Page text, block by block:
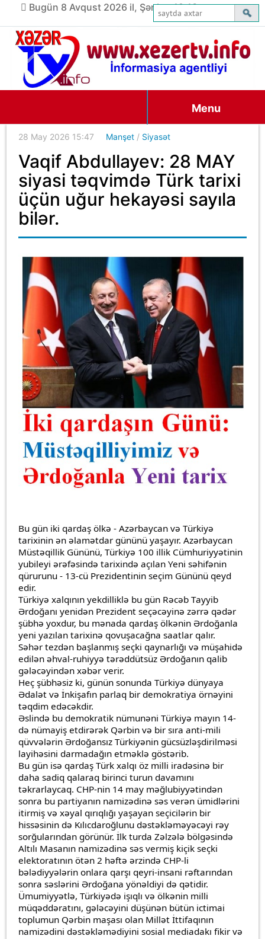
Bugün 8 Avqust 2026 il, Şənbə, 19:13
Menu
28 May 2026 15:47 Manşet / Siyasət
Vaqif Abdullayev: 28 MAY
siyasi təqvimdə Türk tarixi
üçün uğur hekayəsi sayıla
bilər.
Bu gün iki qardaş ölkə - Azərbaycan və Türkiyə
tarixinin ən əlamətdar gününü yaşayır. Azərbaycan
Müstəqillik Gününü, Türkiyə 100 illik Cümhuriyyətinin
yubileyi ərəfəsində tarixində açılan Yeni səhifənin
qürurunu - 13-cü Prezidentinin seçim Gününü qeyd
edir.
Türkiyə xalqının yekdilliklə bu gün Rəcəb Tayyib
Ərdoğanı yenidən Prezident seçəcəyinə zərrə qədər
şübhə yoxdur, bu mənada qardaş ölkənin Ərdoğanla
yeni yazılan tarixinə qovuşacağna saatlar qalır.
Səhər tezdən başlanmış seçki qaynarlığı və müşahidə
edilən əhval-ruhiyyə tərəddütsüz Ərdoğanın qalib
gələcəyindən xəbər verir.
Heç şübhəsiz ki, günün sonunda Türkiyə dünyaya
Ədalət və İnkişafın parlaq bir demokratiya örnəyini
təqdim edəcəkdir.
Əslində bu demokratik nümunəni Türkiyə mayın 14-
də nümayiş etdirərək Qərbin və bir sıra anti-mili
qüvvələrin Ərdoğansız Türkiyənin gücsüzləşdirilməsi
layihəsini darmadağın etməklə göstərib.
Bu gün isə qardaş Türk xalqı öz milli iradəsinə bir
daha sadiq qalaraq birinci turun davamını
təkrarlaycaq. CHP-nin 14 may məğlubiyyətindən
sonra bu partiyanın namizədinə səs verən ümidlərini
itirmiş və xəyal qırıqlığı yaşayan seçicilərin bir
hissəsinin də Kılıcdaroğlunu dəstəkləməyəcəyi rəy
sorğularından görünür. İlk turda Zəlzələ bölgəsində
Altılı Masanın namizədinə səs vermiş kiçik seçki
elektoratının ötən 2 həftə ərzində CHP-li
bələdiyyələrin onlara qarşı qeyri-insani rəftarından
sonra səslərini Ərdoğana yönəldiyi də qətidir.
Ümumiyyətlə, Türkiyədə işıqlı və ölkənin milli
müqəddəratını, gələcəyini düşünən bütün ictimai
toplumun Qərbin maşası olan Millət İttifaqının
namizədini dəstəkləmədiyini sosial mediadakı fikir və